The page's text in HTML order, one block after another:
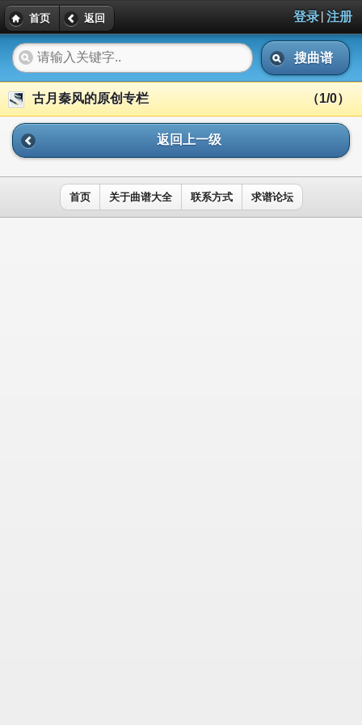
首页 返回 登录| 注册
搜曲谱
古月秦风的原创专栏 （1/0）
返回上一级
首页 关于曲谱大全 联系方式 求谱论坛